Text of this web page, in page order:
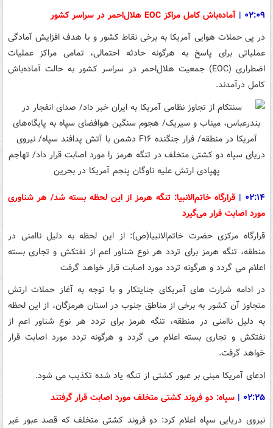
۰۲:۰۹ | آماده‌باش کامل مراکز EOC هلال‌احمر در سراسر کشور
در پی حملات هوایی آمریکا به برخی نقاط کشور و با هدف افزایش آمادگی
عملیاتی برای پاسخ به هرگونه حادثه احتمالی، تمامی مراکز عملیات
اضطراری (EOC) جمعیت هلال‌احمر در سراسر کشور به حالت آماده‌باش
کامل درآمدند.
۰۲:۱۴ | قرارگاه خاتم‌الانبیا: تنگه هرمز از این لحظه بسته شد/ هر شناوری
مورد اصابت قرار می‌گیرد
قرارگاه مرکزی حضرت خاتم‌الانبیا(ص): از این لحظه به دلیل ناامنی در
منطقه، تنگه هرمز برای تردد هر نوع شناور اعم از نفتکش و تجاری بسته
اعلام می گردد و هرگونه تردد مورد اصابت قرار خواهد گرفت
در ادامه شرارت های آمریکای جنایتکار و با توجه به آغاز حملات ارتش
متجاوز آن کشور به برخی از مناطق جنوب در استان هرمزگان، از این لحظه
به دلیل ناامنی در منطقه، تنگه هرمز برای تردد هر نوع شناور اعم از
نفتکش و تجاری بسته اعلام می گردد و هرگونه تردد مورد اصابت قرار
خواهد گرفت.
ادعای آمریکا مبنی بر عبور کشتی از تنگه یاد شده تکذیب می شود.
۰۲:۲۵ | سپاه: دو فروند کشتی متخلف مورد اصابت قرار گرفتند
نیروی دریایی سپاه اعلام کرد: دو فروند کشتی متخلف که قصد عبور غیر